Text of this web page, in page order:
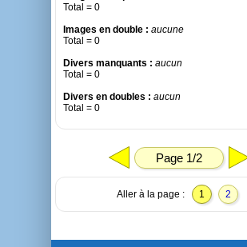
Total = 0
Images en double : aucune
Total = 0
Divers manquants : aucun
Total = 0
Divers en doubles : aucun
Total = 0
Page 1/2
Aller à la page : 1 2